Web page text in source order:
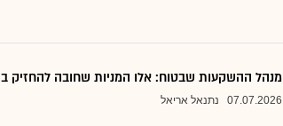
מנהל ההשקעות שבטוח: אלו המניות שחובה להחזיק
07.07.2026 נתנאל אריאל